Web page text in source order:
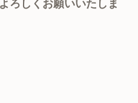
ろしくお願いいたしま